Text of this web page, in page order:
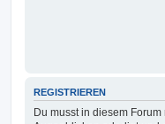
REGISTRIEREN
Du musst in diesem